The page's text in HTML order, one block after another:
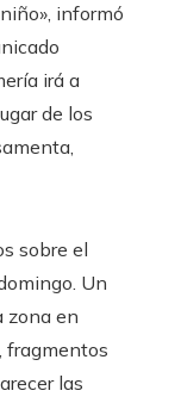
informó
irá a
de los
sobre el
Un
zona en
fragmentos
las